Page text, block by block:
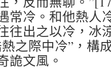
常冷。和他熱人
往出之以冷，冰
之際中冷”，構
詭文風。